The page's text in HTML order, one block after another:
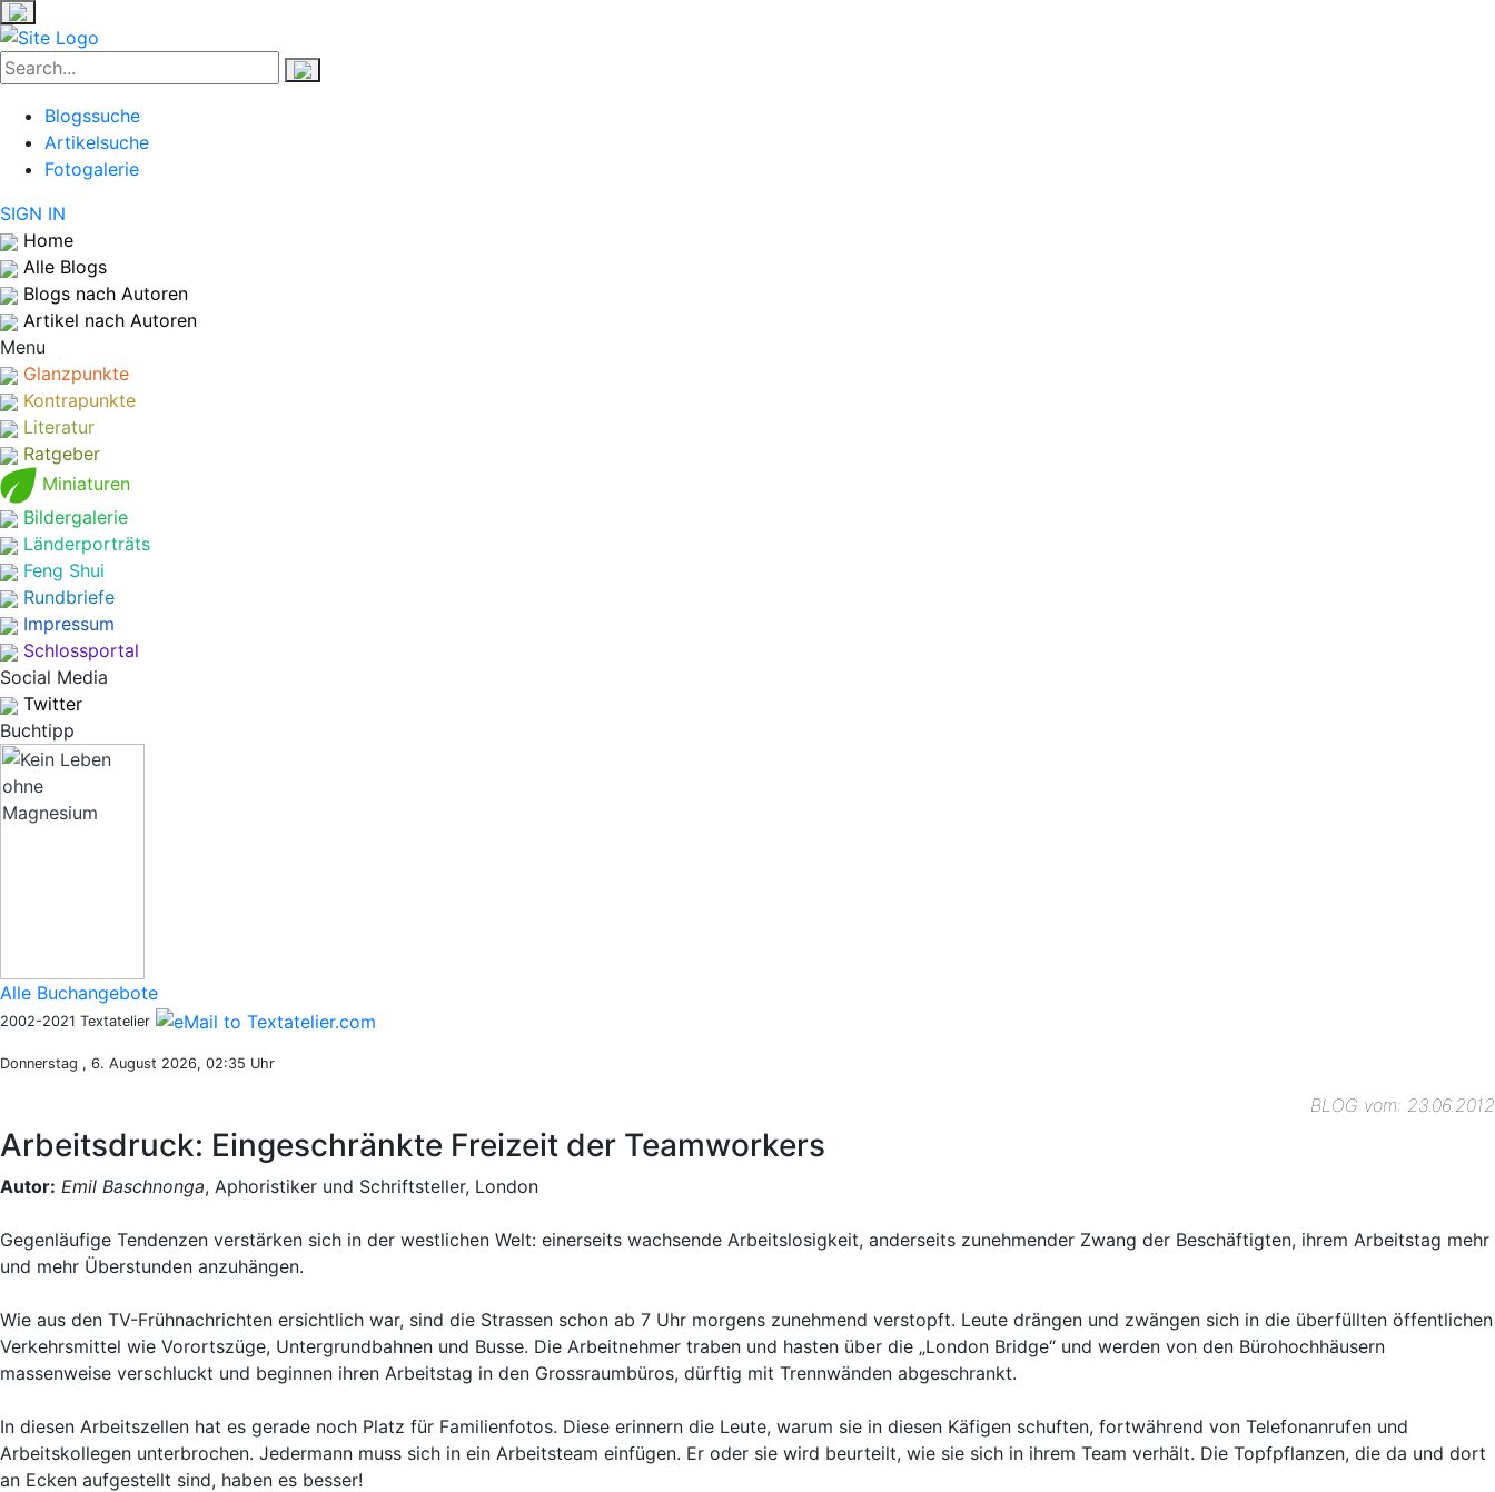
Blogssuche
Artikelsuche
Fotogalerie
SIGN IN
Home
Alle Blogs
Blogs nach Autoren
Artikel nach Autoren
Menu
Glanzpunkte
Kontrapunkte
Literatur
Ratgeber
Miniaturen
Bildergalerie
Länderporträts
Feng Shui
Rundbriefe
Impressum
Schlossportal
Social Media
Twitter
Buchtipp
Alle Buchangebote
2002-2021 Textatelier
Donnerstag , 6. August 2026, 02:35 Uhr
BLOG vom: 23.06.2012
Arbeitsdruck: Eingeschränkte Freizeit der Teamworkers
Autor: Emil Baschnonga, Aphoristiker und Schriftsteller, London
Gegenläufige Tendenzen verstärken sich in der westlichen Welt: einerseits wachsende Arbeitslosigkeit, anderseits zunehmender Zwang der Beschäftigten, ihrem Arbeitstag mehr
und mehr Überstunden anzuhängen.
Wie aus den TV-Frühnachrichten ersichtlich war, sind die Strassen schon ab 7 Uhr morgens zunehmend verstopft. Leute drängen und zwängen sich in die überfüllten öffentlichen
Verkehrsmittel wie Vorortszüge, Untergrundbahnen und Busse. Die Arbeitnehmer traben und hasten über die „London Bridge“ und werden von den Bürohochhäusern
massenweise verschluckt und beginnen ihren Arbeitstag in den Grossraumbüros, dürftig mit Trennwänden abgeschrankt.
In diesen Arbeitszellen hat es gerade noch Platz für Familienfotos. Diese erinnern die Leute, warum sie in diesen Käfigen schuften, fortwährend von Telefonanrufen und
Arbeitskollegen unterbrochen. Jedermann muss sich in ein Arbeitsteam einfügen. Er oder sie wird beurteilt, wie sie sich in ihrem Team verhält. Die Topfpflanzen, die da und dort
an Ecken aufgestellt sind, haben es besser!